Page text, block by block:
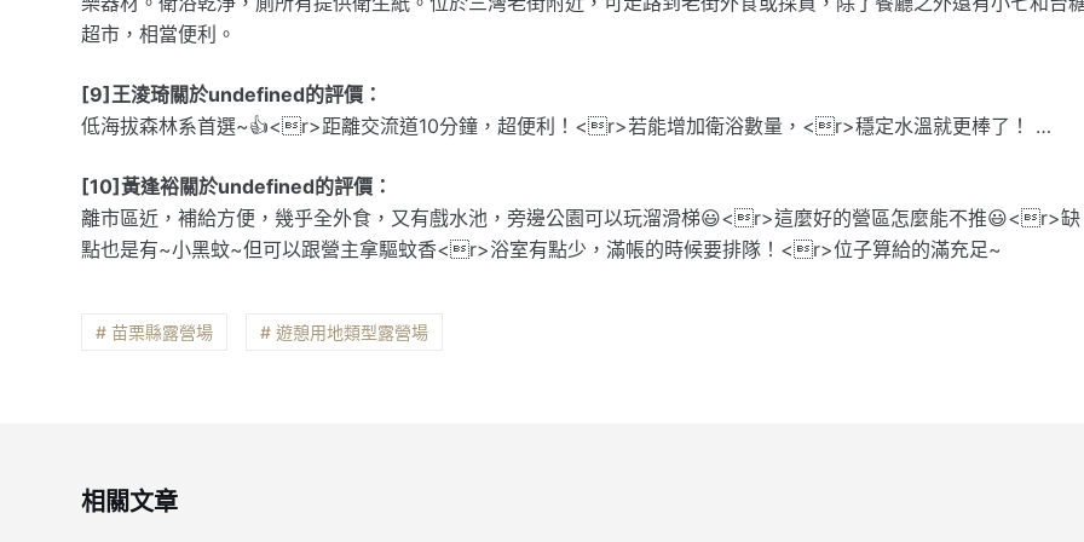
超市，相當便利。
[9]王淩琦關於undefined的評價：
低海拔森林系首選~👍<r>距離交流道10分鐘，超便利！<r>若能增加衛浴數量，<r>穩定水溫就更棒了！ …
[10]黃逢裕關於undefined的評價：
離市區近，補給方便，幾乎全外食，又有戲水池，旁邊公園可以玩溜滑梯😃<r>這麼好的營區怎麼能不推😃<r>缺
點也是有~小黑蚊~但可以跟營主拿驅蚊香<r>浴室有點少，滿帳的時候要排隊！<r>位子算給的滿充足~
# 苗栗縣露營場 # 遊憩用地類型露營場
相關文章